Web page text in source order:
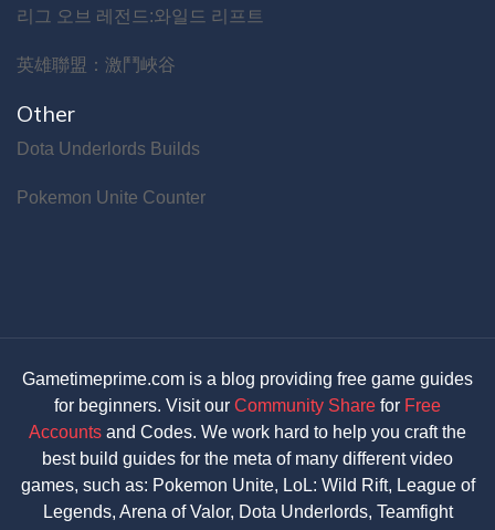
리그 오브 레전드:와일드 리프트
英雄聯盟：激鬥峽谷
Other
Dota Underlords Builds
Pokemon Unite Counter
Gametimeprime.com is a blog providing free game guides
for beginners. Visit our Community Share for Free
Accounts and Codes. We work hard to help you craft the
best build guides for the meta of many different video
games, such as: Pokemon Unite, LoL: Wild Rift, League of
Legends, Arena of Valor, Dota Underlords, Teamfight